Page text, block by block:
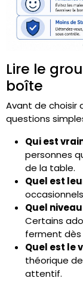
Lire le
boîte
Avant de choisir
questions
Qui est
personnes
de la table.
Quel est
Quel
Certains
ferment dès
Quel est le
théorique
attentif.